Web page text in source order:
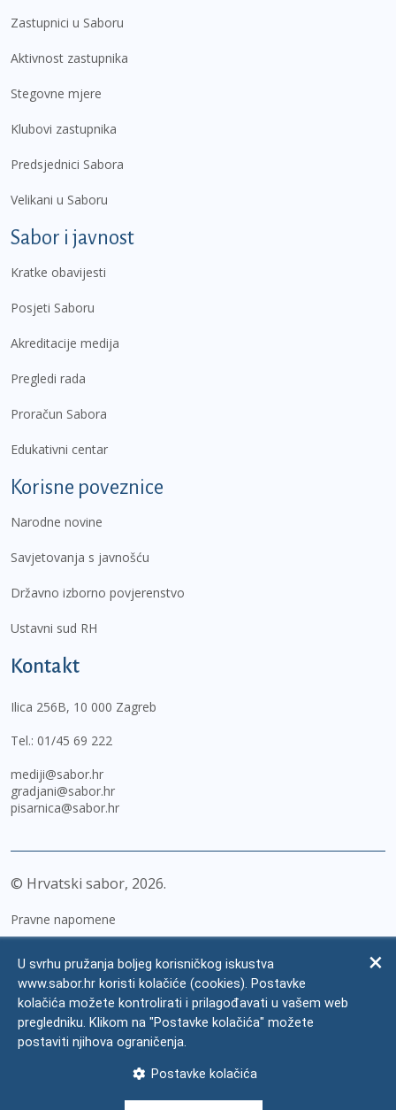
Zastupnici u Saboru
Aktivnost zastupnika
Stegovne mjere
Klubovi zastupnika
Predsjednici Sabora
Velikani u Saboru
Sabor i javnost
Kratke obavijesti
Posjeti Saboru
Akreditacije medija
Pregledi rada
Proračun Sabora
Edukativni centar
Korisne poveznice
Narodne novine
Savjetovanja s javnošću
Državno izborno povjerenstvo
Ustavni sud RH
Kontakt
Ilica 256B, 10 000 Zagreb
Tel.: 01/45 69 222
mediji@sabor.hr
gradjani@sabor.hr
pisarnica@sabor.hr
© Hrvatski sabor, 2026
Pravne napomene
Zaštita osobnih podataka
Impressum
Česta pitanja
U svrhu pružanja boljeg korisničkog iskustva
www.sabor.hr koristi kolačiće (cookies). Postavke
kolačića možete kontrolirati i prilagođavati u vašem web
pregledniku. Klikom na "Postavke kolačića" možete
postaviti njihova ograničenja.
Postavke kolačića